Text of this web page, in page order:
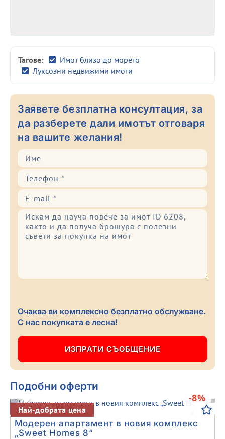
Тагове:
Имот близо до морето
Луксозни недвижими имоти
Заявете безплатна консултация, за
да разберете дали имотът отговаря
на вашите желания!
Очаква ви комплексно безплатно обслужване.
С нас покупката е лесна!
Подобни оферти
Previous Next
Най-добрата цена
-8%
Модерен апартамент в новия комплекс
„Sweet Homes 8“